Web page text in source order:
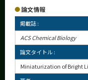
論文情報
掲載誌 :
ACS Chemical Biology
論文タイトル :
Miniaturization of Bright